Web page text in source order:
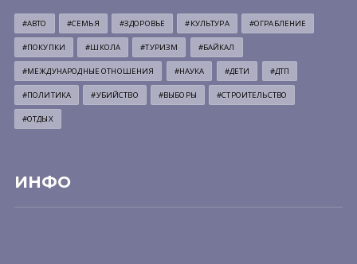
#АВТО #СЕМЬЯ #ЗДОРОВЬЕ #КУЛЬТУРА #ОГРАБЛЕНИЕ
#ПОКУПКИ #ШКОЛА #ТУРИЗМ #БАЙКАЛ
#МЕЖДУНАРОДНЫЕ ОТНОШЕНИЯ #НАУКА #ДЕТИ #ДТП
#ПОЛИТИКА #УБИЙСТВО #ВЫБОРЫ #СТРОИТЕЛЬСТВО
#ОТДЫХ
ИНФО